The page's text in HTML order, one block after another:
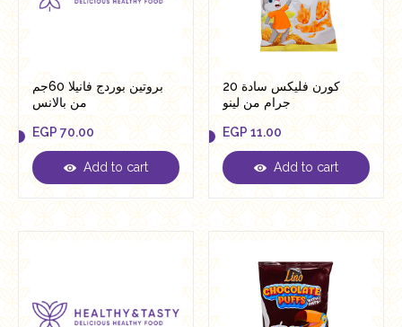
بروتين بوردج فانيلا 60جم
من بالانس
EGP 70.00
EGP 70.00
Add to cart
كورن فليكس سادة 20
جرام من لينو
EGP 11.00
EGP 11.00
Add to cart